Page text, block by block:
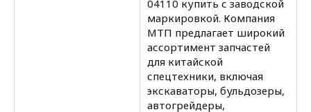
04110 купить с заводской
маркировкой. Компания
МТП предлагает широкий
ассортимент запчастей
для китайской
спецтехники, включая
экскаваторы, бульдозеры,
автогрейдеры,